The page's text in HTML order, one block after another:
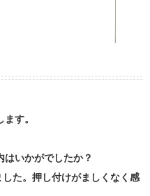
す。
はいかがでしたか？
た。押し付けがましくなく感